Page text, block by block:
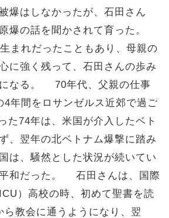
爆はしなかったが、石田さん
爆の話を聞かされて育った。
まれだったこともあり、母親の
に強く残って、石田さんの歩み
なる。 70年代、父親の仕事
4年間をロサンゼルス近郊で過ご
74年は、米国が介入したベト
、翌年の北ベトナム爆撃に踏み
は、騒然とした状況が続いてい
和だった。 石田さんは、国際
）高校の時、初めて聖書を読
ら教会に通うようになり、翌